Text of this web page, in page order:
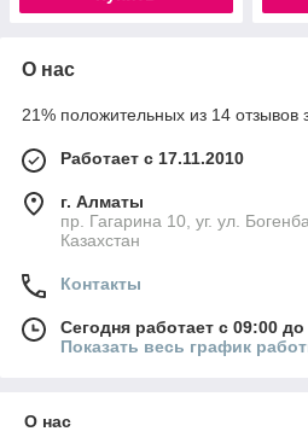
О нас
21% положительных из 14 отзывов
Работает с 17.11.2010
г. Алматы
пр. Гагарина 10, уг. ул.
Казахстан
Контакты
Сегодня работает с 09:00
Показать весь график
О нас